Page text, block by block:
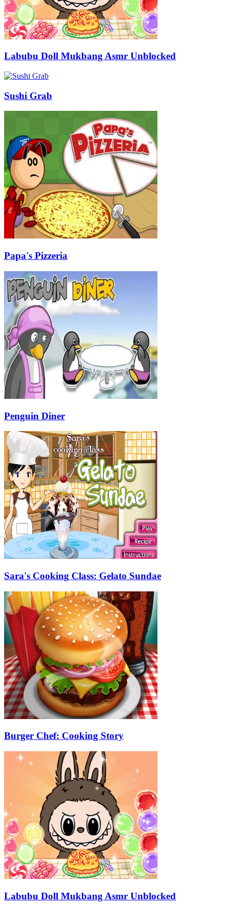
Labubu Doll Mukbang Asmr Unblocked
Sushi Grab
Papa's Pizzeria
Penguin Diner
Sara's Cooking Class: Gelato Sundae
Burger Chef: Cooking Story
Labubu Doll Mukbang Asmr Unblocked